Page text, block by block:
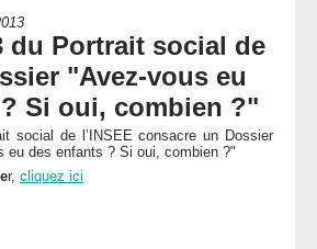
DU REAAP
1ÈRE VISITE
ACTUALITÉ
AGENDA
PARENTALITÉ
INTERNET
VERTS
LEXIQUE
D’INFO
LÉGALES
du Portrait social de
"Avez-vous eu
Si oui, combien ?"
social de l’INSEE consacre un Dossier
eu des enfants ? Si oui, combien ?"
r, cliquez ici